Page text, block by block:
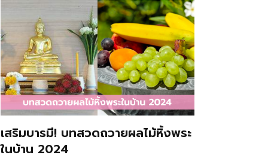
เสริมบารมี! บทสวดถวายผลไม้หิ้งพระ
ในบ้าน 2024